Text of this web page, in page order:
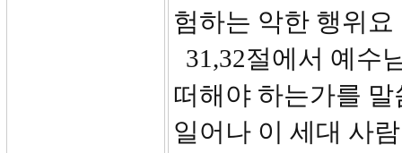
험하는 악한 행위
31,32절에서 예수
떠해야 하는가를
일어나 이 세대 사